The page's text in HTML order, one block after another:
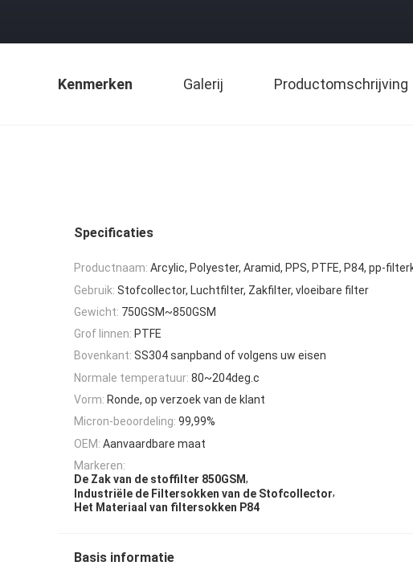
Kenmerken Galerij Productomschrijving
Specificaties
Productnaam: Arcylic, Polyester, Aramid, PPS, PTFE, P84, pp-
Gebruik: Stofcollector, Luchtfilter, Zakfilter, vloeibare filter
Gewicht: 750GSM~850GSM
Grof linnen: PTFE
Bovenkant: SS304 sanpband of volgens uw eisen
Normale temperatuur: 80~204deg.c
Vorm: Ronde, op verzoek van de klant
Micron-beoordeling: 99,99%
OEM: Aanvaardbare maat
Markeren:
De Zak van de stoffilter 850GSM,
Industriële de Filtersokken van de Stofcollector,
Het Materiaal van filtersokken P84
Basis informatie